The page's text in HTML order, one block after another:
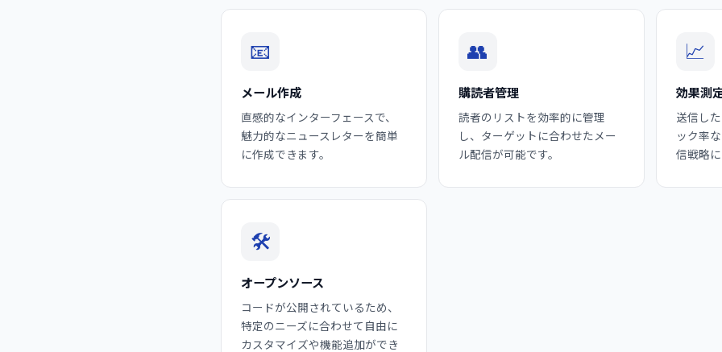
📧
メール作成
直感的なインターフェースで、
魅力的なニュースレターを簡単
に作成できます。
👥
購読者管理
読者のリストを効率的に管理
し、ターゲットに合わせたメー
ル配信が可能です。
📈
効果測
送信し
ック率
信戦略に
🛠️
オープンソース
コードが公開されているため、
特定のニーズに合わせて自由に
カスタマイズや機能追加ができ